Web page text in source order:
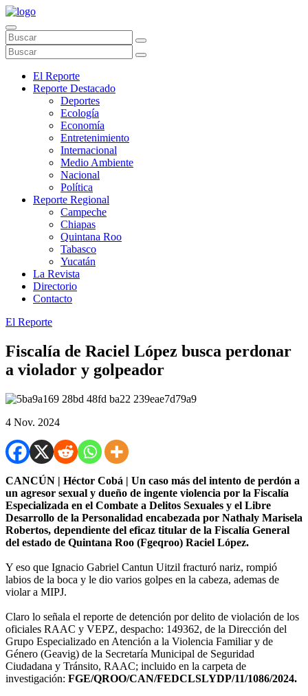
El Reporte
Reporte Destacado
Deportes
Ecología
Economía
Entretenimiento
Internacional
Medio Ambiente
Nacional
Política
Reporte Regional
Campeche
Chiapas
Quintana Roo
Tabasco
Yucatán
La Revista
Directorio
Contacto
El Reporte
Fiscalía de Raciel López busca perdonar
a violador y golpeador
4 Nov. 2024
CANCÚN | Héctor Cobá | Un caso más del intento de perdón a
un agresor sexual y dueño de ingente violencia por la Fiscalía
Especializada en el Combate a Delitos Sexuales y el Libre
Desarrollo de la Personalidad encabezada por Nathaly Marisela
Robertos, dependiente del eficaz titular de la Fiscalía General
del estado de Quintana Roo (Fgeqroo) Raciel López.
Y eso que Ignacio Gabriel Cantun Uitzil fracturó nariz, rompió
labios de la boca y le dio varios golpes en la cabeza, ademas de
violar a MIPJ.
Claro lo señala el reporte de detención por delito de violación de los
oficiales RAAC y VEPZ, despacho: 149362, de la Dirección del
Grupo Especializado en Atención a la Violencia Familiar y de
Género (Geavig) de la Secretaría Municipal de Seguridad
Ciudadana y Tránsito, RAAC; incluido en la carpeta de
investigación: FGE/QROO/CAN/FEDCLSLYDP/11/1086/2024.